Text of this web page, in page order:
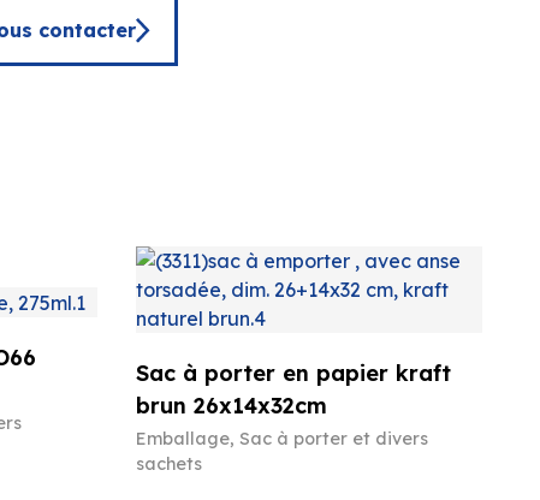
contacter
Sac à porter en papier kraft
brun 26x14x32cm
Emballage, Sac à porter et divers
sachets